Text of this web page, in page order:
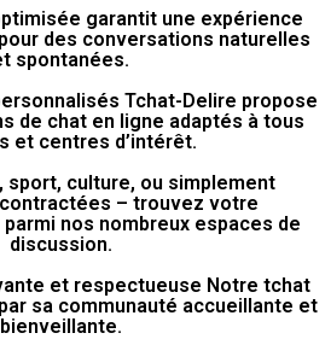
garantit une expérience
des conversations naturelles
spontanées.
Tchat-Delire propose
de chat en ligne adaptés à tous
et centres d’intérêt.
sport, culture, ou simplement
– trouvez votre
nos nombreux espaces de
discussion.
et respectueuse Notre tchat
sa communauté accueillante et
bienveillante.